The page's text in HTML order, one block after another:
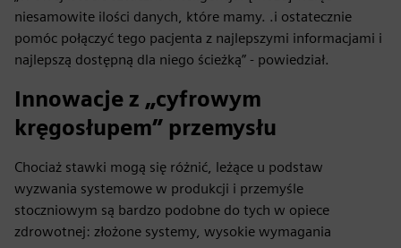
niesamowite ilości danych, które mamy. .i ostatecznie
pomóc połączyć tego pacjenta z najlepszymi informacjami i
najlepszą dostępną dla niego ścieżką” - powiedział.
Innowacje z „cyfrowym
kręgosłupem” przemysłu
Chociaż stawki mogą się różnić, leżące u podstaw
wyzwania systemowe w produkcji i przemyśle
stoczniowym są bardzo podobne do tych w opiece
zdrowotnej: złożone systemy, wysokie wymagania